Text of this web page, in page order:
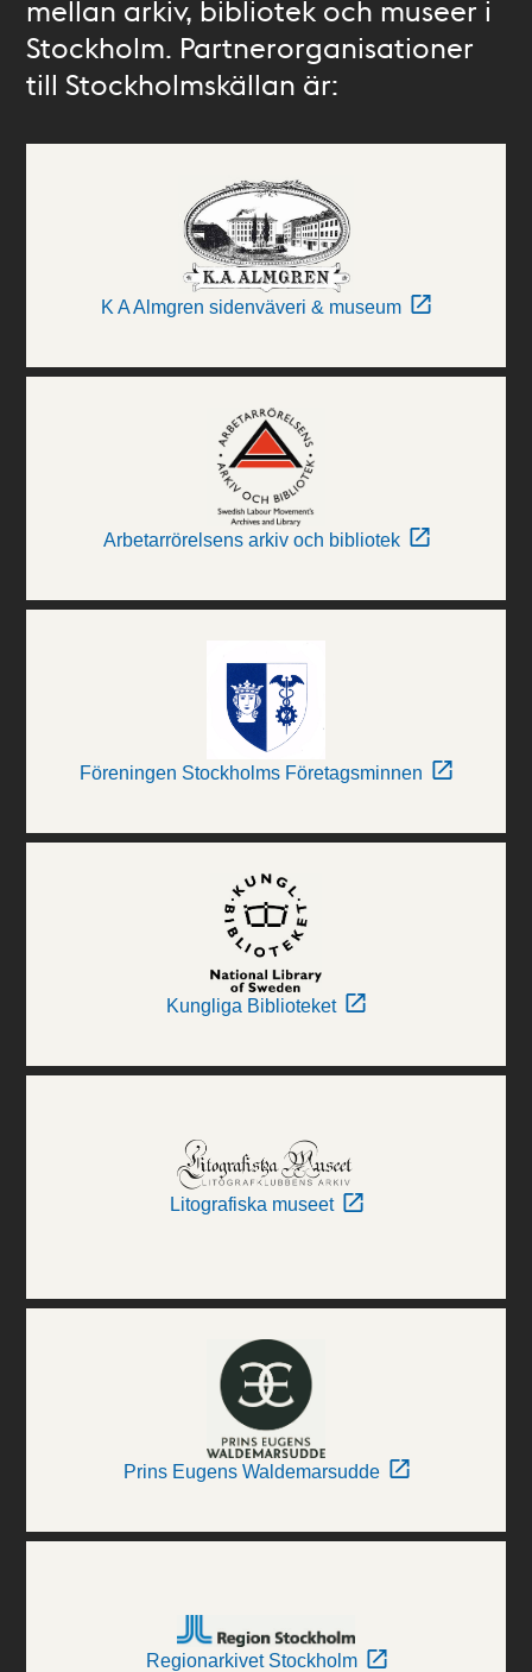
mellan arkiv, bibliotek och museer i
Stockholm. Partnerorganisationer
till Stockholmskällan är:
K A Almgren sidenväveri & museum
Arbetarrörelsens arkiv och bibliotek
Föreningen Stockholms Företagsminnen
Kungliga Biblioteket
Litografiska museet
Prins Eugens Waldemarsudde
Regionarkivet Stockholm